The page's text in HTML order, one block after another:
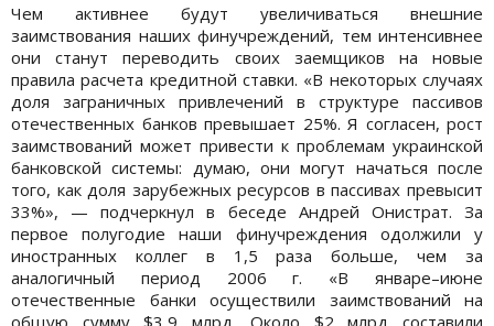
Чем активнее будут увеличиваться внешние
заимствования наших финучреждений, тем интенсивнее
они станут переводить своих заемщиков на новые
правила расчета кредитной ставки. «В некоторых случаях
доля заграничных привлечений в структуре пассивов
отечественных банков превышает 25%. Я согласен, рост
заимствований может привести к проблемам украинской
банковской системы: думаю, они могут начаться после
того, как доля зарубежных ресурсов в пассивах превысит
33%», — подчеркнул в беседе Андрей Онистрат. За
первое полугодие наши финучреждения одолжили у
иностранных коллег в 1,5 раза больше, чем за
аналогичный период 2006 г. «В январе–июне
отечественные банки осуществили заимствований на
общую сумму $3,9 млрд. Около $2 млрд составили